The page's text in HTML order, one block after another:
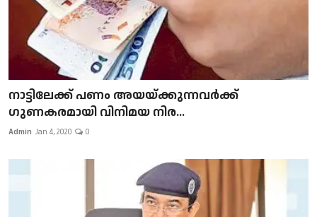
നാട്ടിലേക്ക് പണം അയയ്ക്കുന്നവർക്ക്
ഗുണകരമായി വിനിമയ നിര...
Admin Jan 4, 2020 0